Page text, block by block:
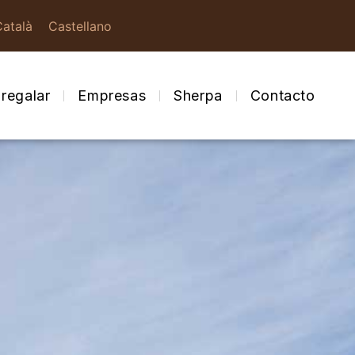
Castellano
Empresas Sherpa Contacto